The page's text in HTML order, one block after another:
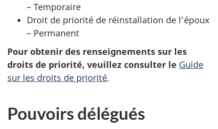
– Temporaire
Droit de priorité de réinstallation de l’époux
– Permanent
Pour obtenir des renseignements sur les
droits de priorité, veuillez consulter le Guide
sur les droits de priorité.
Pouvoirs délégués